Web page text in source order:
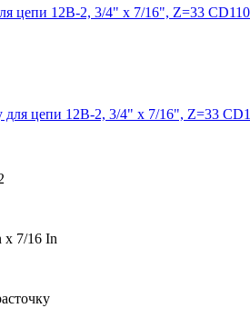
цепи 12B-2, 3/4" x 7/16", Z=33
x 7/16 In